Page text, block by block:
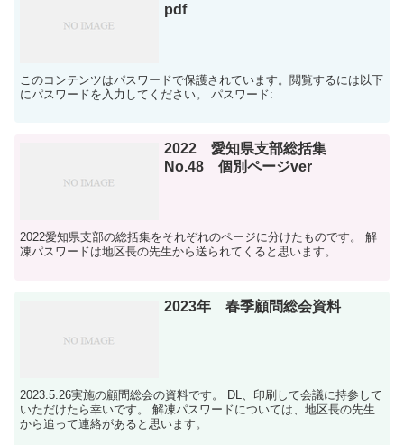
pdf
このコンテンツはパスワードで保護されています。閲覧するには以下
にパスワードを入力してください。 パスワード:
2022 愛知県支部総括集
No.48 個別ページver
2022愛知県支部の総括集をそれぞれのページに分けたものです。 解
凍パスワードは地区長の先生から送られてくると思います。
2023年 春季顧問総会資料
2023.5.26実施の顧問総会の資料です。 DL、印刷して会議に持参して
いただけたら幸いです。 解凍パスワードについては、地区長の先生
から追って連絡があると思います。